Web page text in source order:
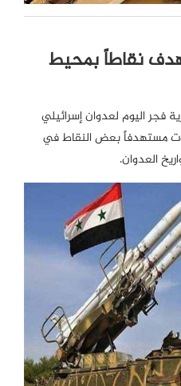
نقاطاً بمحيط
فجر اليوم لعدوان إسرائيلي
مستهدفاً بعض النقاط في
العدوان.